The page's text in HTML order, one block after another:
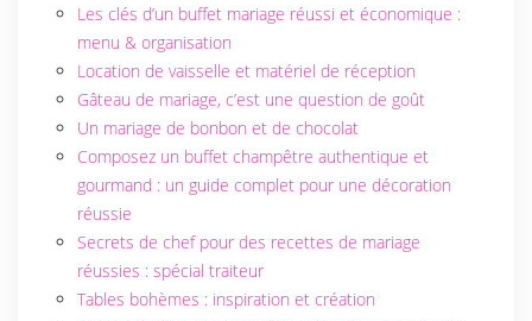
Les clés d’un buffet mariage réussi et économique :
menu & organisation
Location de vaisselle et matériel de réception
Gâteau de mariage, c’est une question de goût
Un mariage de bonbon et de chocolat
Composez un buffet champêtre authentique et
gourmand : un guide complet pour une décoration
réussie
Secrets de chef pour des recettes de mariage
réussies : spécial traiteur
Tables bohèmes : inspiration et création